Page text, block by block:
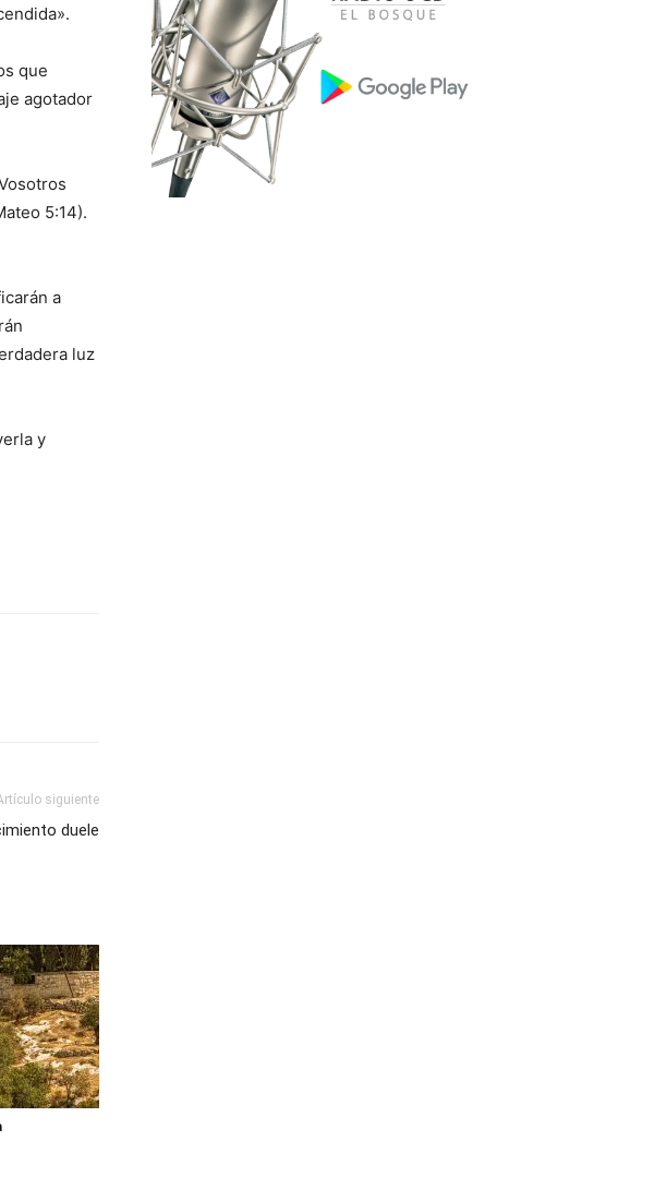
que
agotador
5:14).
a
luz
y
siguiente
duele